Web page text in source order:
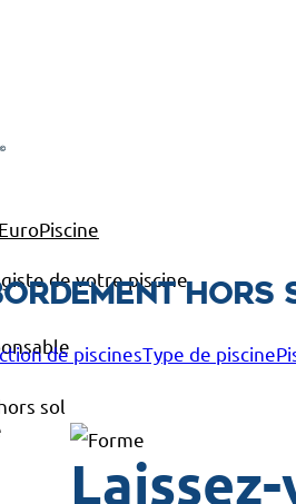
de votre piscine
hors
de piscinesType de piscine